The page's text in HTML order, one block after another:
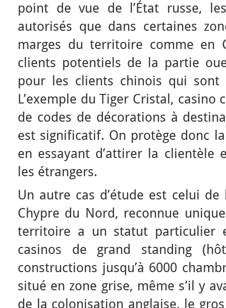
point de vue de l’État russe,
autorisés que dans certaines
marges du territoire comme en
clients potentiels de la partie
pour les clients chinois qui sont
L’exemple du Tiger Cristal,
de codes de décorations à
est significatif. On protège donc
en essayant d’attirer la clientèle
les étrangers.
Un autre cas d’étude est celui
Chypre du Nord, reconnue
territoire a un statut particulier
casinos de grand standing
constructions jusqu’à 6000
situé en zone grise, même s’il y
de la colonisation anglaise, le